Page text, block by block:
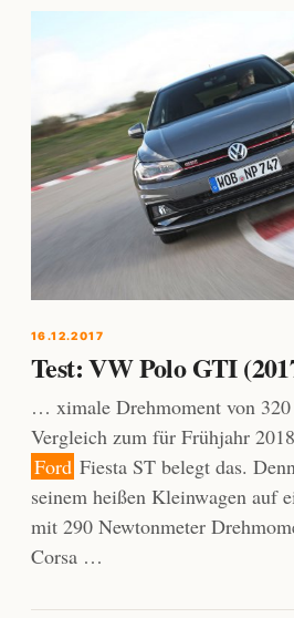
16.12.2017
Test: VW Polo GTI
… ximale Drehmoment von
Vergleich zum für Frühjahr
Ford Fiesta ST belegt das. Denn
seinem heißen Kleinwagen auf
mit 290 Newtonmeter
Corsa …